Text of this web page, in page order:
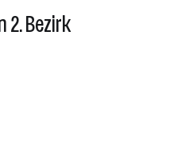
2. Bezirk